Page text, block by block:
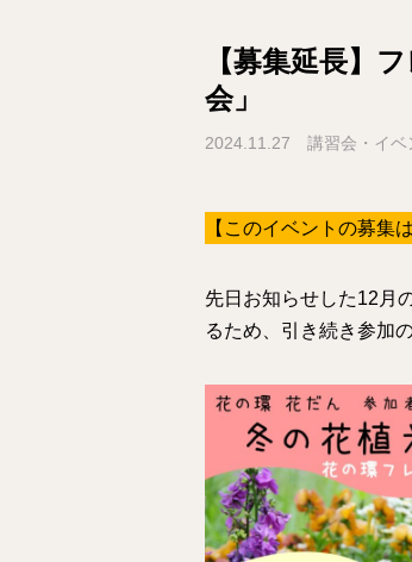
【募集延長】
会」
2024.11.27 講習会・イベ
【このイベントの募集
先日お知らせした12月
るため、引き続き参加